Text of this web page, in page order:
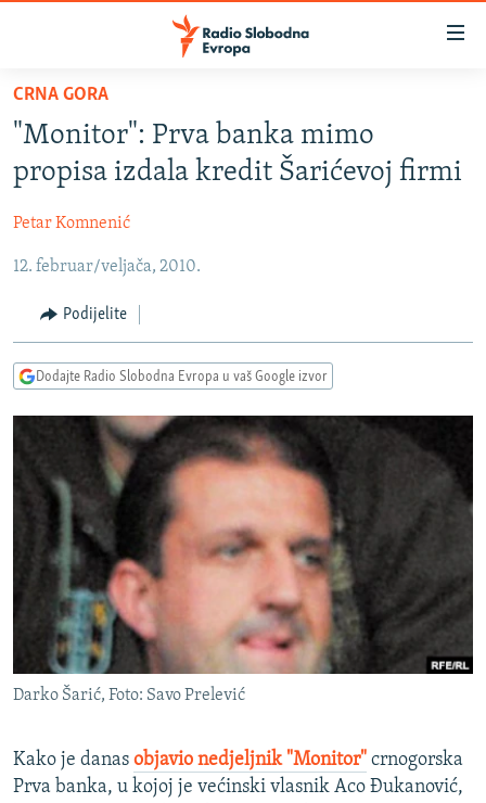
Pređite
glavni
sadržaj
Pređite
na
navigaciju
Pređite
pretragu
VIJESTI
BOSNA I HERCEGOVINA
SRBIJA
KOSOVO
CRNA GORA
VIZUELNO
FOTOGALERIJE
INFOGRAFIKE
PODCASTI
RAT U UKRAJINI
KINA NA BALKANU
RSE PRIČE IZ SVIJETA
DNEVNO@RSE
SPECIJALI RSE
VIŠE OD NASLOVA
GENOCID U SREBRENICI
POPLAVE I KLIZIŠTA U BIH 2024.
POST SCRIPTUM
PRATITE NAS
Sve RFE/RL stranice
CRNA GORA
"Monitor": Prva banka mimo
propisa izdala kredit Šarićevoj firmi
Petar Komnenić
12. februar/veljača, 2010.
Podijelite
Dodajte Radio Slobodna Evropa u vaš Google izvor
Darko Šarić, Foto: Savo Prelević
Kako je danas objavio nedjeljnik "Monitor" crnogorska
Prva banka, u kojoj je većinski vlasnik Aco Đukanović,